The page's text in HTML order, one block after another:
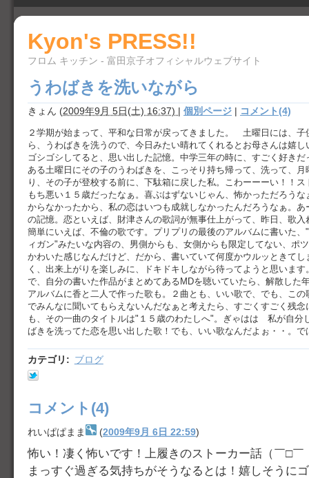
Kyon's PRESS!!
フロム キッチン - 富田京子オフィシャルウェブサイト
うわばきを洗いながら
きょん (2009年9月 5日(土) 16:37) | 個別ページ | コメント(4)
２学期が始まって、平和な日常が戻ってきました。 土曜日には、子
ら、うわばきを洗うので、今日みたい晴れてくれるとお母さんは嬉
ゴシゴシしてると、思い出した記憶。中学三年の時に、すごく好き
ある土曜日にその子のうわばきを、こっそり持ち帰って、洗って、
り、その子が登校する前に、下駄箱に戻した私。こわーーーい！！
もち悪い１５歳だったなぁ。喜ぶはずないじゃん、怖かっただろう
からなかったから、私の恋はいつも成就しなかったんだろうなぁ。あ
の記憶。恋といえば、財津さんの歌詞が無事仕上がって、昨日、歌入
簡単にいえば、不倫の歌です。プリプリの最後のアルバムに書いた
ィガン"みたいな内容の、男側からも、女側からも限定してない、ポ
かわいた感じなんだけど、だから、書いていて何度かウルッときてし
く、出来上がりを楽しみに、ドキドキしながら待ってようと思いま
で、自分の書いた作品がまとめてあるMDを聴いていたら、解散した
アルバムに香と二人で作った歌も。２曲とも、いい歌で、でも、こ
でみんなに聞いてもらえないんだなぁと考えたら、すごくすごく残念
も、その一曲のタイトルは"１５歳のわたしへ"。ぎゃはは 私が自分
ばきを洗ってた恋を思い出した歌！でも、いい歌なんだよぉ・・。で
カテゴリ : ブログ
コメント(4)
れいぱぱまま (2009年9月 6日 22:59)
怖い！凄く怖いです！上履きのストーカー話（￣□￣
まっすぐ過ぎる気持ちがそうなるとは！嬉しそうに